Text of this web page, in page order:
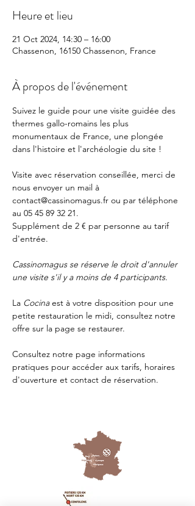
Heure et lieu
21 Oct 2024, 14:30 – 16:00
Chassenon, 16150 Chassenon, France
À propos de l'événement
Suivez le guide pour une visite guidée des
thermes gallo-romains les plus
monumentaux de France, une plongée
dans l'histoire et l'archéologie du site !
Visite avec réservation conseillée, merci de
nous envoyer un mail à
contact@cassinomagus.fr ou par téléphone
au 05 45 89 32 21.
Supplément de 2 € par personne au tarif
d'entrée.
Cassinomagus se réserve le droit d'annuler
une visite s'il y a moins de 4 participants.
La Cocina est à votre disposition pour une
petite restauration le midi, consultez notre
offre sur la page se restaurer.
Consultez notre page informations
pratiques pour accéder aux tarifs, horaires
d'ouverture et contact de réservation.